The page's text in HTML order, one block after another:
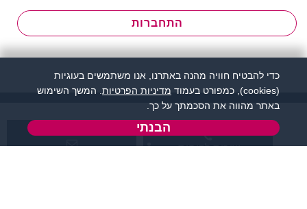
התחברות
שירות לקוחות:
כדי להבטיח חוויה מהנה באתרנו, אנו משתמשים בעוגיות
(cookies), כמפורט בעמוד
מדיניות הפרטיות . המשך השימוש
באתר מהווה את הסכמתך על כך.
הבנתי